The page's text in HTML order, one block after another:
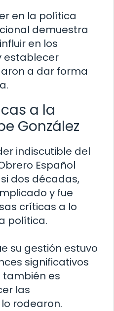
en la política
demuestra
en los
establecer
a dar forma
a la
González
indiscutible del
Español
dos décadas,
y fue
críticas a lo
política.
su gestión estuvo
significativos
también es
las
rodearon.